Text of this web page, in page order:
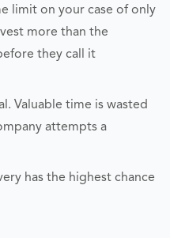
limit on your case of only
more than the
they call it
Valuable time is wasted
attempts a
has the highest chance